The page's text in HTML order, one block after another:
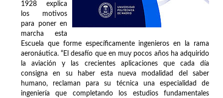
1928 explica
los motivos
para poner en
marcha esta
Escuela que forme específicamente ingenieros en la rama
aeronáutica. “El desafío que en muy pocos años ha adquirido
la aviación y las crecientes aplicaciones que cada día
consigna en su haber esta nueva modalidad del saber
humano, reclaman para su técnica una especialidad de
ingeniería que completando los estudios fundamentales